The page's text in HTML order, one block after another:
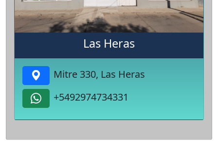
Las Heras
Mitre 330, Las Heras
+5492974734331